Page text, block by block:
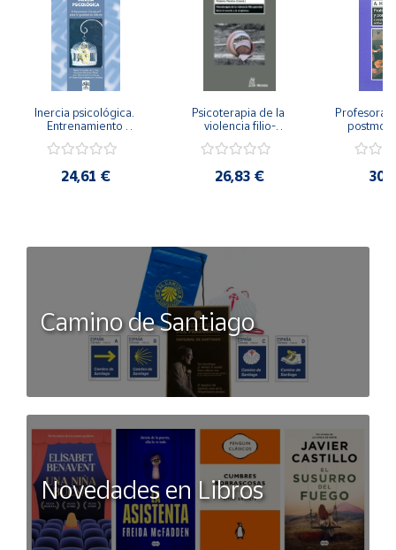
Inercia psicológica.
Entrenamiento
Igualdad de Género.
24,61 €
Psicoterapia de la
violencia filio-
secreto y la
26,83 €
Camino de Santiago
Novedades en Libros